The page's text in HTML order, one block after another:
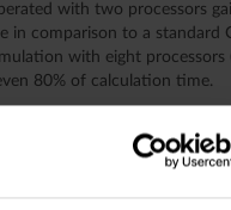
with two processors
in comparison to a standard
with eight processors
80% of calculation time.